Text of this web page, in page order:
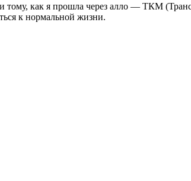
как я прошла через алло — ТКМ
к нормальной жизни.